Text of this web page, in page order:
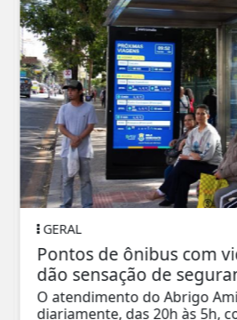
GERAL
Pontos de ônibus com
dão sensação de
O atendimento do Abrigo
diariamente, das 20h às 5h,